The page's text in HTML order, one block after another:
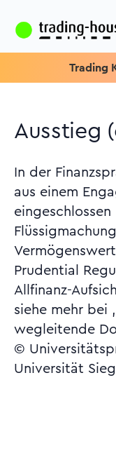
Trading
Ausstieg
In der
aus einem
Prudential
Allfinanz-
siehe mehr bei
wegleitende
©
Universität